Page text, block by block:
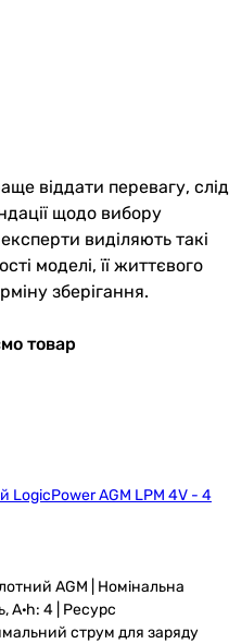
віддати перевагу, слід
щодо вибору
виділяють такі
моделі, її життєвого
зберігання.
товар
AGM LPM 4V - 4
AGM | Номінальна
A·h: 4 | Ресурс
струм для заряду